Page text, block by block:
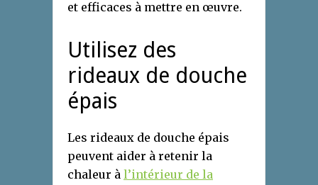
et efficaces à mettre en œuvre.
Utilisez des
rideaux de douche
épais
Les rideaux de douche épais
peuvent aider à retenir la
chaleur à l’intérieur de la